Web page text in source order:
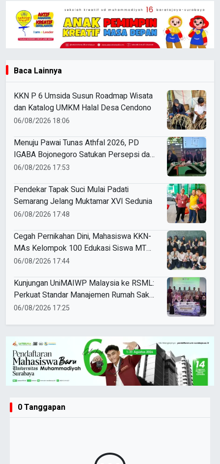
Baca Lainnya
KKN P 6 Umsida Susun Roadmap Wisata
dan Katalog UMKM Halal Desa Cendono
06/08/2026 18:06
Menuju Pawai Tunas Athfal 2026, PD
IGABA Bojonegoro Satukan Persepsi dan
Utamakan Keselamatan Anak
06/08/2026 17:53
Pendekar Tapak Suci Mulai Padati
Semarang Jelang Muktamar XVI Sedunia
06/08/2026 17:48
Cegah Pernikahan Dini, Mahasiswa KKN-
MAs Kelompok 100 Edukasi Siswa MTS
Miftahul Ulum Tawangsari
06/08/2026 17:44
Kunjungan UniMAIWP Malaysia ke RSML:
Perkuat Standar Manajemen Rumah Sakit
Syariah
06/08/2026 17:25
0 Tanggapan